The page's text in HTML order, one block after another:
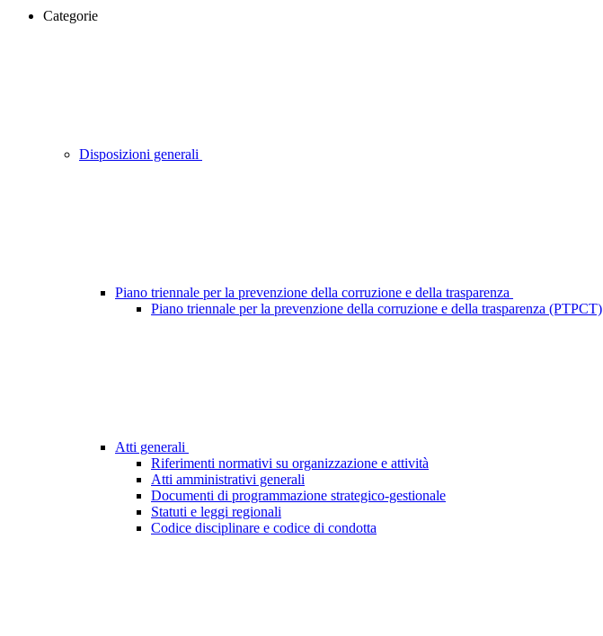
Categorie
Disposizioni generali
Piano triennale per la prevenzione della corruzione e della trasparenza
Piano triennale per la prevenzione della corruzione e della trasparenza (PTPCT)
Atti generali
Riferimenti normativi su organizzazione e attività
Atti amministrativi generali
Documenti di programmazione strategico-gestionale
Statuti e leggi regionali
Codice disciplinare e codice di condotta